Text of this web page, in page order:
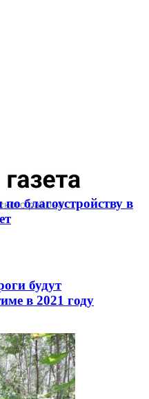
благоустройству в
будут
в 2021 году